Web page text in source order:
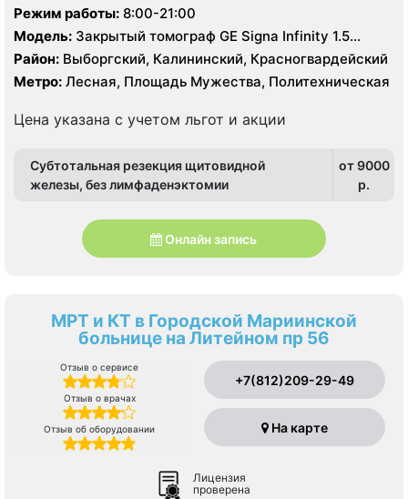
Режим работы: 8:00-21:00
Модель: Закрытый томограф GE Signa Infinity 1.5
Тесла, КТ Toshiba Aguilion 64 среза, УЗИ
Район: Выборгский, Калининский, Красногвардейский
Метро: Лесная, Площадь Мужества, Политехническая
Цена указана с учетом льгот и акции
Субтотальная резекция щитовидной
железы, без лимфаденэктомии
от 9000
p.
Онлайн запись
МРТ и КТ в Городской Мариинской
больнице на Литейном пр 56
Отзыв о сервисе
Отзыв о врачах
Отзыв об оборудовании
+7(812)209-29-49
На карте
Лицензия
проверена